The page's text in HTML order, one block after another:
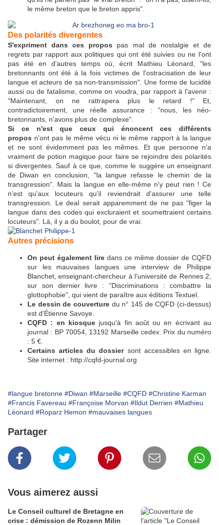
le même breton que le breton appris".
Des polarités divergentes
S'expriment dans ces propos pas mal de nostalgie et de
regrets par rapport aux politiques qui ont été suivies ou ne l'ont
pas été en d'autres temps où, écrit Mathieu Léonard, "les
bretonnants ont été à la fois victimes de l'ostracisation de leur
langue et acteurs de sa non-transmission". Une forme de lucidité
aussi ou de fatalisme, comme on voudra, par rapport à l'avenir :
"Maintenant, on ne rattrapera plus le retard !" Et,
contradictoirement, une réelle assurance : "nous, les néo-
bretonnants, n'avons plus de complexe".
Si ce n'est que ceux qui énoncent ces différents
propos n'ont pas le même vécu ni le même rapport à la langue
et ne sont évidemment pas les mêmes. Et que personne n'a
vraiment de potion magique pour faire se rejoindre des polarités
si divergentes. Sauf à ce que, comme le suggère un enseignant
de Diwan en conclusion, "la langue refasse le chemin de la
transgression". Mais la langue en elle-même n'y peut rien ! Ce
n'est qu'aux locuteurs qu'il reviendrait d'assurer une telle
transgression. Le deal serait apparemment de ne pas "figer la
langue dans des codes qui excluraient et soumettraient certains
locuteurs". Là, il y a du boulot, pour de vrai.
Autres précisions
On peut également lire dans ce même dossier de CQFD
sur les mauvaises langues une interview de Philippe
Blanchet, enseignant-chercheur à l'université de Rennes 2,
sur son dernier livre : "Discriminations : combattre la
glottophobie", qui vient de paraître aux éditions Textuel.
Le dessin de couverture du n° 145 de CQFD (ci-dessus)
est d'Étienne Savoye.
CQFD : en kiosquejusqu'à fin août ou en écrivant au
journal : BP 70054, 13192 Marseille cedex. Prix du numéro
: 5 €.
Certains articles du dossiersont accessibles en ligne.
Site internet : http://cqfd-journal.org
#langue bretonne #Diwan #Marseille #CQFD #Christine Karman
#Francis Favereau #Françoise Morvan #Ildut Derrien #Mathieu
Léonard #Roparz Hemon #mauvaises langues
Partager
Vous aimerez aussi
Le Conseil culturel de Bretagne en
crise : démission de Rozenn Milin